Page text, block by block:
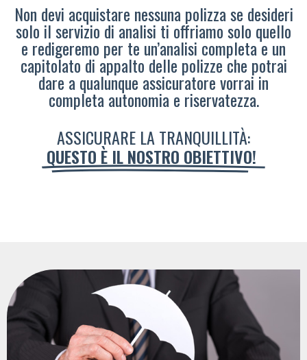
Non devi acquistare nessuna polizza se desideri
solo il servizio di analisi ti offriamo solo quello
e redigeremo per te un’analisi completa e un
capitolato di appalto delle polizze che potrai
dare a qualunque assicuratore vorrai in
completa autonomia e riservatezza.
ASSICURARE LA TRANQUILLITÀ:
QUESTO È IL NOSTRO OBIETTIVO!